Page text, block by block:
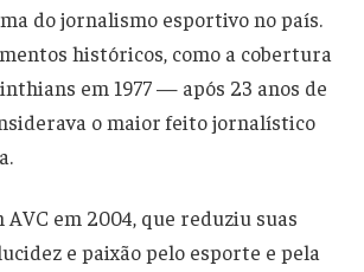
do jornalismo esportivo no país.
históricos, como a cobertura
em 1977 — após 23 anos de
o maior feito jornalístico
AVC em 2004, que reduziu suas
e paixão pelo esporte e pela